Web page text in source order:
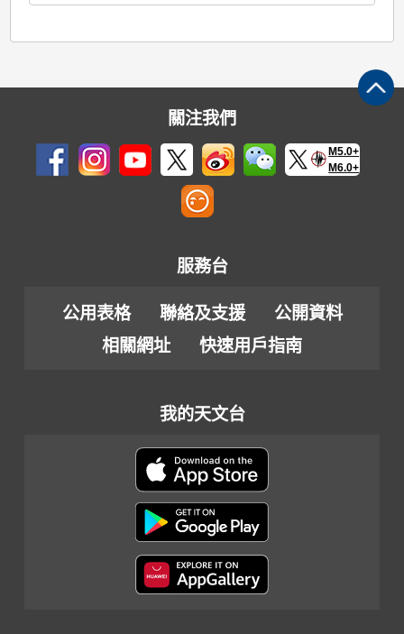
關注我們
M5.0+
M6.0+
服務台
公用表格 聯絡及支援
公開資料
相關網址
快速用戶指南
我的天文台